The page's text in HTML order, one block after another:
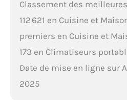
Classement des
112 621 en Cuisine et
premiers en Cuisine et
173 en Climatiseurs
Date de mise en ligne sur
2025